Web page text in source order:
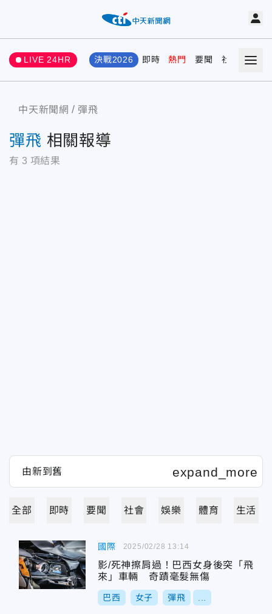
LIVE 24HR 決戰2026 即時 熱門 要聞 社會 娛樂
中天新聞網 彈飛
彈飛 相關報導
有 3 項結果
全部 即時 要聞 社會 娛樂 體育 生活
國際
影/死神擦肩過！巴西女身後突「飛
來」車輛 奇蹟毫髮無傷
巴西 女子 彈飛
2025/02/28 13:14